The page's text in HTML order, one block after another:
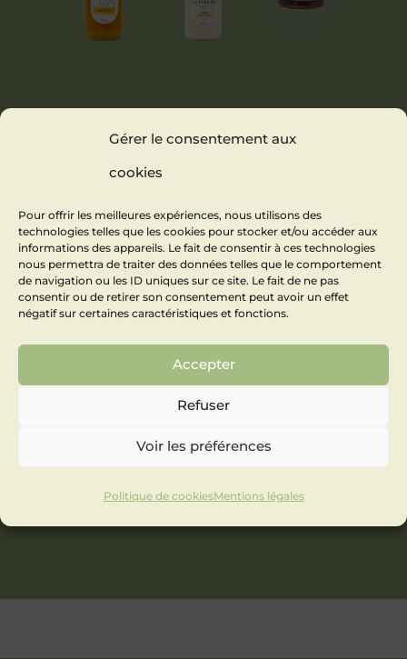
Gérer le consentement aux
cookies
Pour offrir les meilleures expériences, nous utilisons des
technologies telles que les cookies pour stocker et/ou accéder aux
informations des appareils. Le fait de consentir à ces technologies
nous permettra de traiter des données telles que le comportement
de navigation ou les ID uniques sur ce site. Le fait de ne pas
consentir ou de retirer son consentement peut avoir un effet
négatif sur certaines caractéristiques et fonctions.
Accepter
Refuser
Voir les préférences
Politique de cookiesMentions légales
NECTAR
D’ABRICOT
PINACOLADA
SOFT
CONFITURE
FRAMBOISE